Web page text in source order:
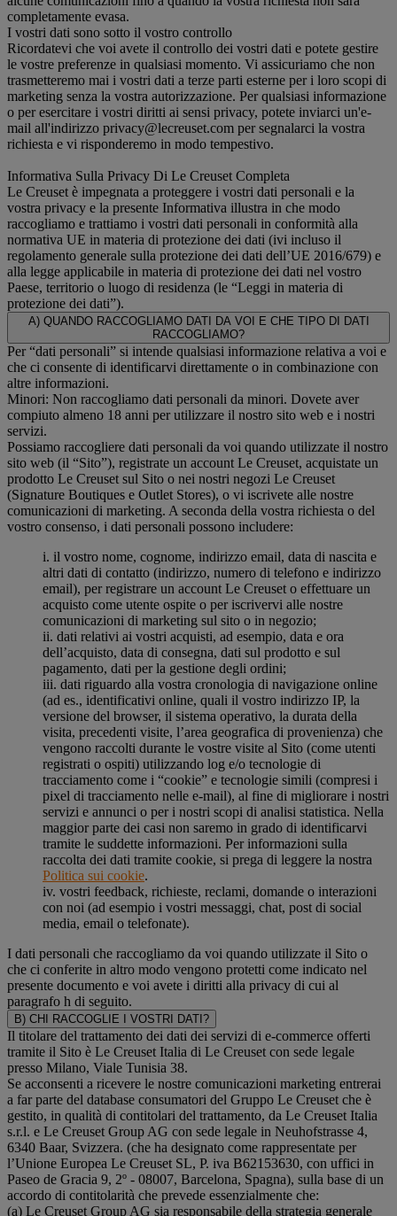
completamente evasa.
I vostri dati sono sotto il vostro controllo
Ricordatevi che voi avete il controllo dei vostri dati e potete gestire
le vostre preferenze in qualsiasi momento. Vi assicuriamo che non
trasmetteremo mai i vostri dati a terze parti esterne per i loro scopi di
marketing senza la vostra autorizzazione. Per qualsiasi informazione
o per esercitare i vostri diritti ai sensi privacy, potete inviarci un'e-
mail all'indirizzo privacy@lecreuset.com per segnalarci la vostra
richiesta e vi risponderemo in modo tempestivo.
Informativa Sulla Privacy Di Le Creuset Completa
Le Creuset è impegnata a proteggere i vostri dati personali e la
vostra privacy e la presente Informativa illustra in che modo
raccogliamo e trattiamo i vostri dati personali in conformità alla
normativa UE in materia di protezione dei dati (ivi incluso il
regolamento generale sulla protezione dei dati dell’UE 2016/679) e
alla legge applicabile in materia di protezione dei dati nel vostro
Paese, territorio o luogo di residenza (le “Leggi in materia di
protezione dei dati”).
A) QUANDO RACCOGLIAMO DATI DA VOI E CHE TIPO DI DATI
RACCOGLIAMO?
Per “dati personali” si intende qualsiasi informazione relativa a voi e
che ci consente di identificarvi direttamente o in combinazione con
altre informazioni.
Minori: Non raccogliamo dati personali da minori. Dovete aver
compiuto almeno 18 anni per utilizzare il nostro sito web e i nostri
servizi.
Possiamo raccogliere dati personali da voi quando utilizzate il nostro
sito web (il “Sito”), registrate un account Le Creuset, acquistate un
prodotto Le Creuset sul Sito o nei nostri negozi Le Creuset
(Signature Boutiques e Outlet Stores), o vi iscrivete alle nostre
comunicazioni di marketing. A seconda della vostra richiesta o del
vostro consenso, i dati personali possono includere:
i. il vostro nome, cognome, indirizzo email, data di nascita e
altri dati di contatto (indirizzo, numero di telefono e indirizzo
email), per registrare un account Le Creuset o effettuare un
acquisto come utente ospite o per iscrivervi alle nostre
comunicazioni di marketing sul sito o in negozio;
ii. dati relativi ai vostri acquisti, ad esempio, data e ora
dell’acquisto, data di consegna, dati sul prodotto e sul
pagamento, dati per la gestione degli ordini;
iii. dati riguardo alla vostra cronologia di navigazione online
(ad es., identificativi online, quali il vostro indirizzo IP, la
versione del browser, il sistema operativo, la durata della
visita, precedenti visite, l’area geografica di provenienza) che
vengono raccolti durante le vostre visite al Sito (come utenti
registrati o ospiti) utilizzando log e/o tecnologie di
tracciamento come i “cookie” e tecnologie simili (compresi i
pixel di tracciamento nelle e-mail), al fine di migliorare i nostri
servizi e annunci o per i nostri scopi di analisi statistica. Nella
maggior parte dei casi non saremo in grado di identificarvi
tramite le suddette informazioni. Per informazioni sulla
raccolta dei dati tramite cookie, si prega di leggere la nostra
Politica sui cookie.
iv. vostri feedback, richieste, reclami, domande o interazioni
con noi (ad esempio i vostri messaggi, chat, post di social
media, email o telefonate).
I dati personali che raccogliamo da voi quando utilizzate il Sito o
che ci conferite in altro modo vengono protetti come indicato nel
presente documento e voi avete i diritti alla privacy di cui al
paragrafo h di seguito.
B) CHI RACCOGLIE I VOSTRI DATI?
Il titolare del trattamento dei dati dei servizi di e-commerce offerti
tramite il Sito è Le Creuset Italia di Le Creuset con sede legale
presso Milano, Viale Tunisia 38.
Se acconsenti a ricevere le nostre comunicazioni marketing entrerai
a far parte del database consumatori del Gruppo Le Creuset che è
gestito, in qualità di contitolari del trattamento, da Le Creuset Italia
s.r.l. e Le Creuset Group AG con sede legale in Neuhofstrasse 4,
6340 Baar, Svizzera. (che ha designato come rappresentate per
l’Unione Europea Le Creuset SL, P. iva B62153630, con uffici in
Paseo de Gracia 9, 2º - 08007, Barcelona, Spagna), sulla base di un
accordo di contitolarità che prevede essenzialmente che:
(a) Le Creuset Group AG sia responsabile della strategia generale